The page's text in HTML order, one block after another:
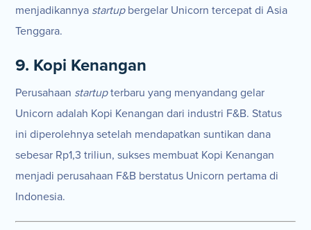
menjadikannya startupbergelar Unicorn tercepat di Asia
Tenggara.
9. Kopi Kenangan
Perusahaan startupterbaru yang menyandang gelar
Unicorn adalah Kopi Kenangan dari industri F&B. Status
ini diperolehnya setelah mendapatkan suntikan dana
sebesar Rp1,3 triliun, sukses membuat Kopi Kenangan
menjadi perusahaan F&B berstatus Unicorn pertama di
Indonesia.